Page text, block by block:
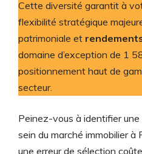
Cette diversité garantit à
flexibilité stratégique
patrimoniale et
domaine d’exception de 1
positionnement haut de
secteur.
Peinez-vous à identifier
sein du marché immobilier à
une erreur de sélection